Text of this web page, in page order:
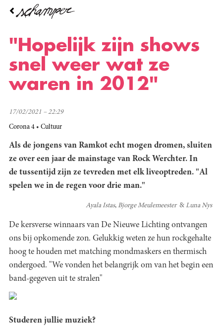
Overslaan
inhoud
"Hopelijk zijn shows
snel weer wat ze
waren in 2012"
17/02/2021 – 22:29
Corona 4 Cultuur
Als de jongens van Ramkot echt mogen dromen, sluiten
ze over een jaar de mainstage van Rock Werchter. In
de tussentijd zijn ze tevreden met elk liveoptreden. "Al
spelen we in de regen voor drie man."
Ayala Istas Bjorge Meulemeester Luna Nys
De kersverse winnaars van De Nieuwe Lichting ontvangen
ons bij opkomende zon. Gelukkig weten ze hun rockgehalte
hoog te houden met matching mondmaskers en thermisch
ondergoed. "We vonden het belangrijk om van het begin een
band-gegeven uit te stralen"
Studeren jullie muziek?